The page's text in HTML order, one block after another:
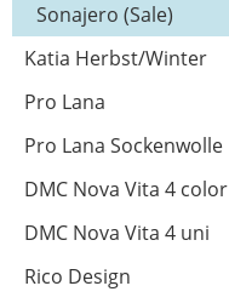
Sonajero (Sale)
Katia Herbst/Winter
Pro Lana
Pro Lana Sockenwolle
DMC Nova Vita 4 color
DMC Nova Vita 4 uni
Rico Design